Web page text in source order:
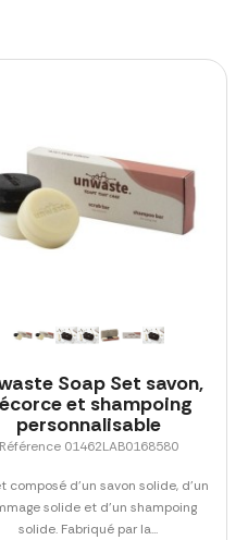
Soap Set savon,
et shampoing
personnalisable
01462LAB0168580
composé d'un savon solide, d'un
solide et d'un shampoing
solide. Fabriqué par la...